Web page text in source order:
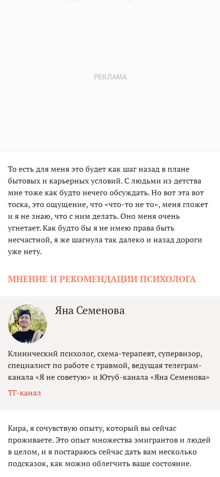
То есть для меня это будет как шаг назад в плане
бытовых и карьерных условий. С людьми из детства
мне тоже как будто нечего обсуждать. Но вот эта вот
тоска, это ощущение, что «что-то не то», меня гложет
и я не знаю, что с ним делать. Оно меня очень
угнетает. Как будто бы я не имею права быть
несчастной, я же шагнула так далеко и назад дороги
уже нету.
МНЕНИЕ И РЕКОМЕНДАЦИИ ПСИХОЛОГА
Яна Семенова
Клинический психолог, схема-терапевт, супервизор,
специалист по работе с травмой, ведущая телеграм-
канала «Я не советую» и Ютуб-канала «Яна Семенова»
ТГ-канал
Кира, я сочувствую опыту, который вы сейчас
проживаете. Это опыт множества эмигрантов и людей
в целом, и я постараюсь сейчас дать вам несколько
подсказок, как можно облегчить ваше состояние.